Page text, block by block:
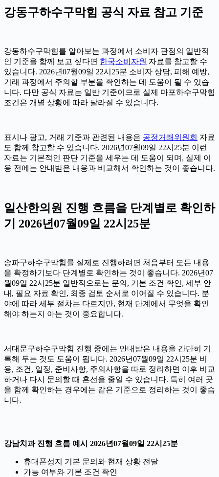
강동구하수구막힘 공식 자료 참고 기준
강동하수구막힘를 알아보는 과정에서 소비자 관점의 일반적
인 기준을 함께 보고 싶다면 한국소비자원 자료를 참고할 수
있습니다. 2026년07월09일 22시25분 소비자 상담, 피해 예방,
거래 과정에서 주의할 부분을 확인하는 데 도움이 될 수 있습
니다. 다만 공식 자료는 일반 기준이므로 실제 마포하수구막힘
조건은 개별 상황에 따라 달라질 수 있습니다.
표시나 광고, 거래 기준과 관련된 내용은 공정거래위원회 자료
도 함께 참고할 수 있습니다. 2026년07월09일 22시25분 이런
자료는 기본적인 판단 기준을 세우는 데 도움이 되며, 실제 이
용 전에는 안내받은 내용과 비교해서 확인하는 것이 좋습니다.
일산한의원 진행 흐름을 단계별로 확인하
기 2026년07월09일 22시25분
송파구하수구막힘를 실제로 진행하려면 처음부터 모든 내용
을 확정하기보다 단계별로 확인하는 것이 좋습니다. 2026년07
월09일 22시25분 일반적으로는 문의, 기본 조건 확인, 세부 안
내, 필요 자료 확인, 최종 검토 순서로 이어질 수 있습니다. 분
야에 따라 세부 절차는 다르지만, 현재 단계에서 무엇을 확인
해야 하는지 아는 것이 중요합니다.
서대문구하수구막힘 진행 중에는 안내받은 내용을 간단히 기
록해 두는 것도 도움이 됩니다. 2026년07월09일 22시25분 비
용, 조건, 일정, 준비사항, 주의사항을 따로 정리하면 이후 비교
하거나 다시 문의할 때 혼선을 줄일 수 있습니다. 특히 여러 곳
을 함께 확인하는 경우에는 같은 기준으로 정리하는 것이 좋습
니다.
강남치과 진행 흐름 예시 2026년07월09일 22시25분
휴대폰성지 기본 문의와 현재 상황 전달
가능 여부와 기본 조건 확인